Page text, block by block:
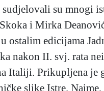
su mnogi
i Mirka
ostalim edicijama
nakon II. svj. rata
Italiji. Prikupljena je
slike Istre.